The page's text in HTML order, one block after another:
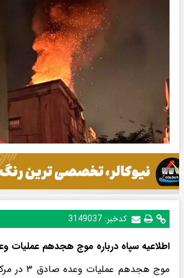
کدخبر: 3149037
اطلاعیه سپاه درباره موج هجدهم عملیات
موج هجدهم